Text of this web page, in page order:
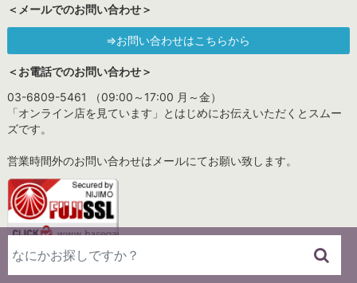
＜メールでのお問い合わせ＞
⇒お問い合わせはこちらから
＜お電話でのお問い合わせ＞
03-6809-5461 （09:00～17:00 月～金）
「オンライン店を見ています」とはじめにお伝えいただくとスムー
ズです。
営業時間外のお問い合わせはメールにてお願い致します。